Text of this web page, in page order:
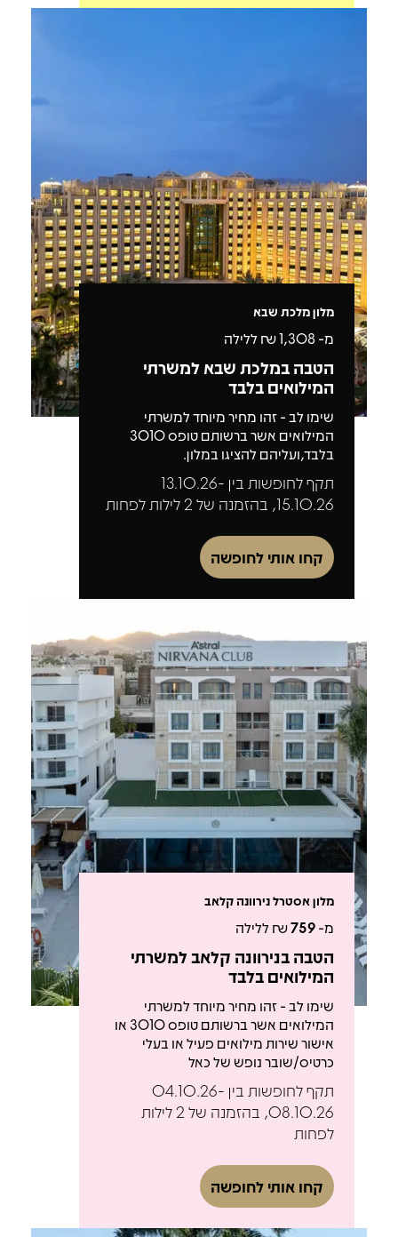
מלון מלכת שבא
מ-1,308₪ ללילה
הטבה במלכת שבא למשרתי
המילואים בלבד
שימו לב - זהו מחיר מיוחד למשרתי
המילואים אשר ברשותם טופס 3010
בלבד,ועליהם להציגו במלון.
תקף לחופשות בין 13.10.26-
15.10.26, בהזמנה של 2 לילות לפחות
קחו אותי לחופשה
מלון אסטרל נירוונה קלאב
מ-759₪ ללילה
הטבה בנירוונה קלאב למשרתי
המילואים בלבד
שימו לב - זהו מחיר מיוחד למשרתי
המילואים אשר ברשותם טופס 3010 או
אישור שירות מילואים פעיל או בעלי
כרטיס/שובר נופש של כאל
תקף לחופשות בין 04.10.26-
08.10.26, בהזמנה של 2 לילות
לפחות
קחו אותי לחופשה